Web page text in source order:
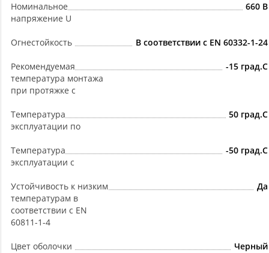
Номинальное
напряжение U
660 В
Огнестойкость В соответствии с EN 60332-1-24
Рекомендуемая
температура монтажа
при протяжке с
-15 град.C
Температура
эксплуатации по
50 град.C
Температура
эксплуатации с
-50 град.C
Устойчивость к низким
температурам в
соответствии с EN
60811-1-4
Да
Цвет оболочки Черный